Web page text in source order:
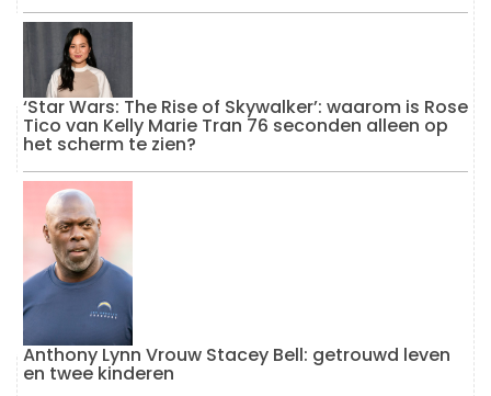
‘Star Wars: The Rise of Skywalker’: waarom is Rose
Tico van Kelly Marie Tran 76 seconden alleen op
het scherm te zien?
Anthony Lynn Vrouw Stacey Bell: getrouwd leven
en twee kinderen